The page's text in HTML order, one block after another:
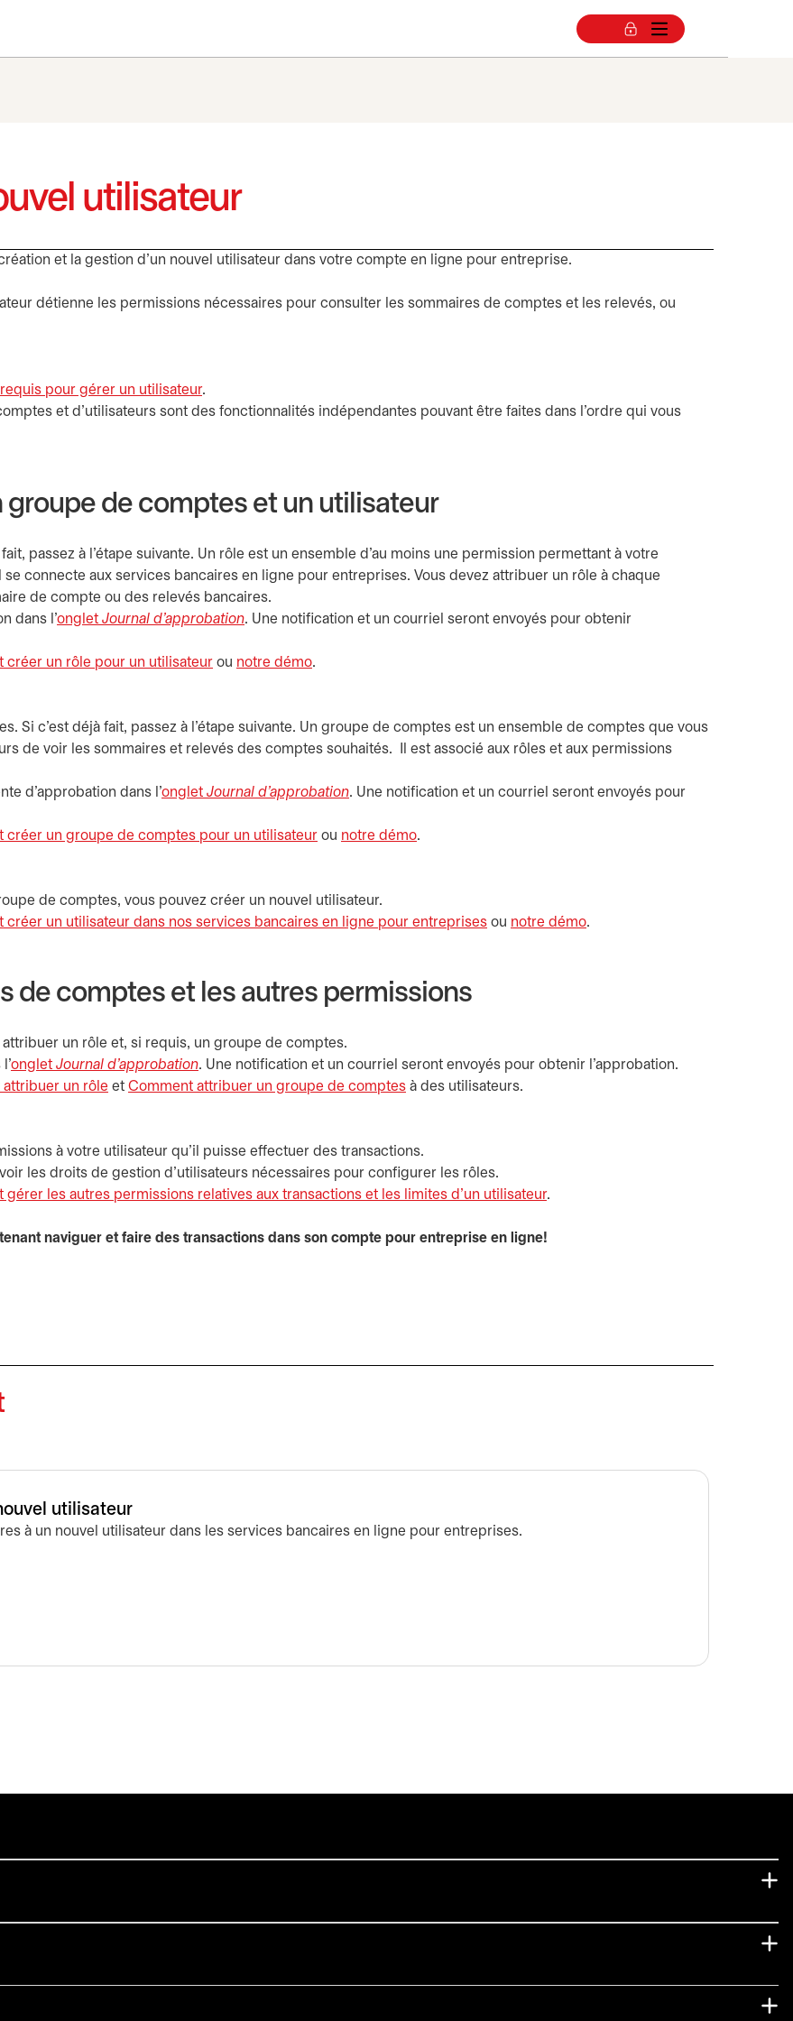
utilisateur
et la gestion d’un nouvel utilisateur dans votre compte en ligne pour entreprise.
détienne les permissions nécessaires pour consulter les sommaires de comptes et les relevés, ou
pour gérer un utilisateur.
et d’utilisateurs sont des fonctionnalités indépendantes pouvant être faites dans l’ordre qui vous
groupe de comptes et un utilisateur
passez à l’étape suivante. Un rôle est un ensemble d’au moins une permission permettant à votre
connecte aux services bancaires en ligne pour entreprises. Vous devez attribuer un rôle à chaque
de compte ou des relevés bancaires.
dans l'onglet Journal d'approbation. Une notification et un courriel seront envoyés pour obtenir
créer un rôle pour un utilisateur ou notre démos’ouvre dans un nouvel onglet
.
Si c’est déjà fait, passez à l’étape suivante. Un groupe de comptes est un ensemble de comptes que vous
de voir les sommaires et relevés des comptes souhaités. Il est associé aux rôles et aux permissions
d'approbation dans l'onglet Journal d'approbation. Une notification et un courriel seront envoyés pour
créer un groupe de comptes pour un utilisateur ou notre démos’ouvre dans un nouvel onglet
.
de comptes, vous pouvez créer un nouvel utilisateur.
créer un utilisateur dans nos services bancaires en ligne pour entreprises ou notre démos’ouvre dans un nouvel onglet
.
de comptes et les autres permissions
un rôle et, si requis, un groupe de comptes.
l'onglet Journal d'approbation. Une notification et un courriel seront envoyés pour obtenir l’approbation.
un rôle et Comment attribuer un groupe de comptes à des utilisateurs.
à votre utilisateur qu’il puisse effectuer des transactions.
les droits de gestion d’utilisateurs nécessaires pour configurer les rôles.
gérer les autres permissions relatives aux transactions et les limites d'un utilisateur.
naviguer et faire des transactions dans son compte pour entreprise en ligne!
utilisateur
à un nouvel utilisateur dans les services bancaires en ligne pour entreprises.